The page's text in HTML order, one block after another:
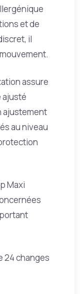
et de
il
assure
ajusté
ajustement
au niveau
Maxi
24 changes